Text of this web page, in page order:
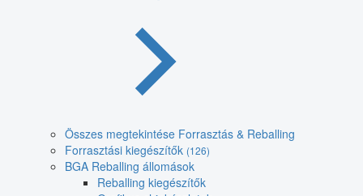
Összes megtekintése Forrasztás & Reballing
Forrasztási kiegészítők (126)
BGA Reballing állomások
Reballing kiegészítők